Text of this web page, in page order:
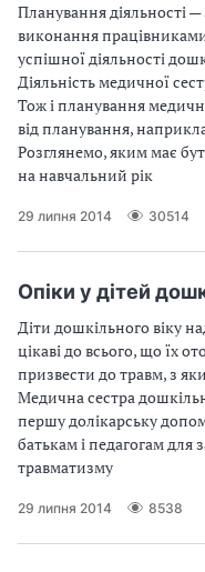
Планування діяльності
виконання працівниками
успішної діяльності
Діяльність медичної
Тож і планування
від планування,
Розглянемо, яким має
на навчальний рік
29 липня 2014 30514
Опіки у дітей
Діти дошкільного віку
цікаві до всього, що їх
призвести до травм, з
Медична сестра
першу долікарську
батькам і педагогам для
травматизму
29 липня 2014 8538